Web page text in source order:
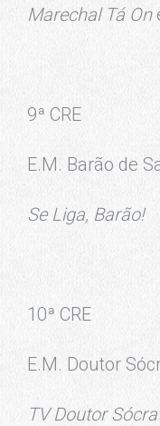
Marechal Tá On
9ª CRE
E.M. Barão de
Se Liga, Barão!
10ª CRE
E.M. Doutor
TV Doutor